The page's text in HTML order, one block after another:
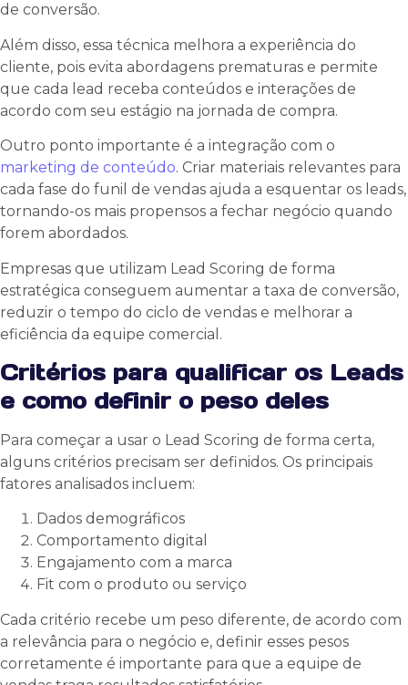
de conversão.
Além disso, essa técnica melhora a experiência do
cliente, pois evita abordagens prematuras e permite
que cada lead receba conteúdos e interações de
acordo com seu estágio na jornada de compra.
Outro ponto importante é a integração com o
marketing de conteúdo. Criar materiais relevantes para
cada fase do funil de vendas ajuda a esquentar os leads,
tornando-os mais propensos a fechar negócio quando
forem abordados.
Empresas que utilizam Lead Scoring de forma
estratégica conseguem aumentar a taxa de conversão,
reduzir o tempo do ciclo de vendas e melhorar a
eficiência da equipe comercial.
Critérios para qualificar os Leads
e como definir o peso deles
Para começar a usar o Lead Scoring de forma certa,
alguns critérios precisam ser definidos. Os principais
fatores analisados incluem:
Dados demográficos
Comportamento digital
Engajamento com a marca
Fit com o produto ou serviço
Cada critério recebe um peso diferente, de acordo com
a relevância para o negócio e, definir esses pesos
corretamente é importante para que a equipe de